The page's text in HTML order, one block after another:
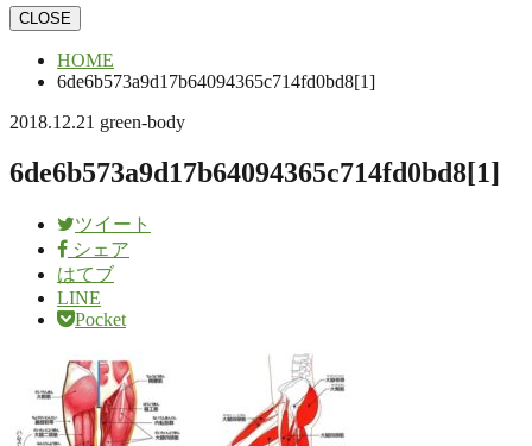
CLOSE
HOME
6de6b573a9d17b64094365c714fd0bd8[1]
2018.12.21 green-body
6de6b573a9d17b64094365c714fd0bd8[1]
ツイート
シェア
はてブ
LINE
Pocket